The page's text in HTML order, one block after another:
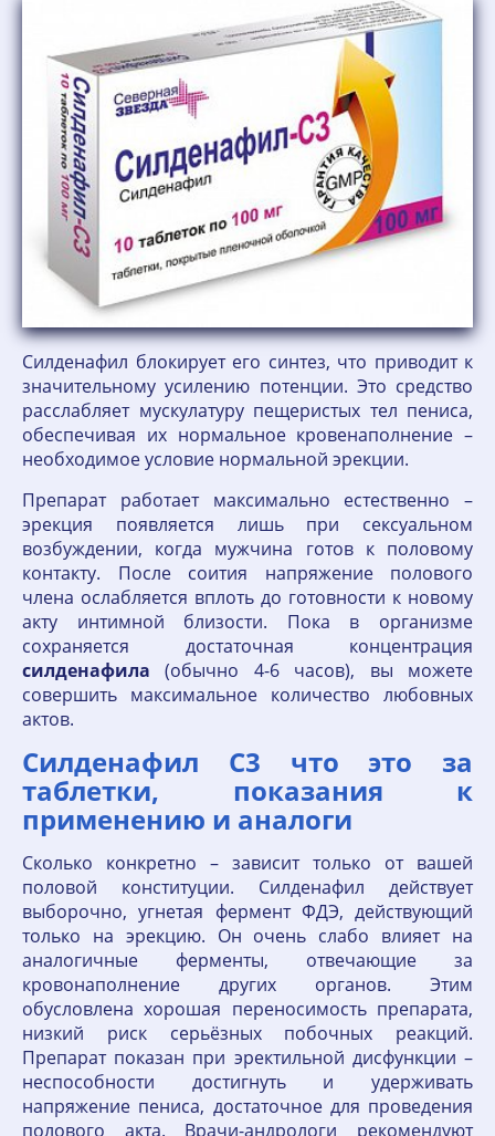
Силденафил блокирует его синтез, что приводит к
значительному усилению потенции. Это средство
расслабляет мускулатуру пещеристых тел пениса,
обеспечивая их нормальное кровенаполнение –
необходимое условие нормальной эрекции.
Препарат работает максимально естественно –
эрекция появляется лишь при сексуальном
возбуждении, когда мужчина готов к половому
контакту. После соития напряжение полового
члена ослабляется вплоть до готовности к новому
акту интимной близости. Пока в организме
сохраняется достаточная концентрация
силденафила (обычно 4-6 часов), вы можете
совершить максимальное количество любовных
актов.
Силденафил С3 что это за
таблетки, показания к
применению и аналоги
Сколько конкретно – зависит только от вашей
половой конституции. Силденафил действует
выборочно, угнетая фермент ФДЭ, действующий
только на эрекцию. Он очень слабо влияет на
аналогичные ферменты, отвечающие за
кровонаполнение других органов. Этим
обусловлена хорошая переносимость препарата,
низкий риск серьёзных побочных реакций.
Препарат показан при эректильной дисфункции –
неспособности достигнуть и удерживать
напряжение пениса, достаточное для проведения
полового акта. Врачи-андрологи рекомендуют